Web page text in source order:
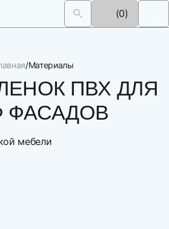
(0)
Материалы
ПВХ ДЛЯ
ФАСАДОВ